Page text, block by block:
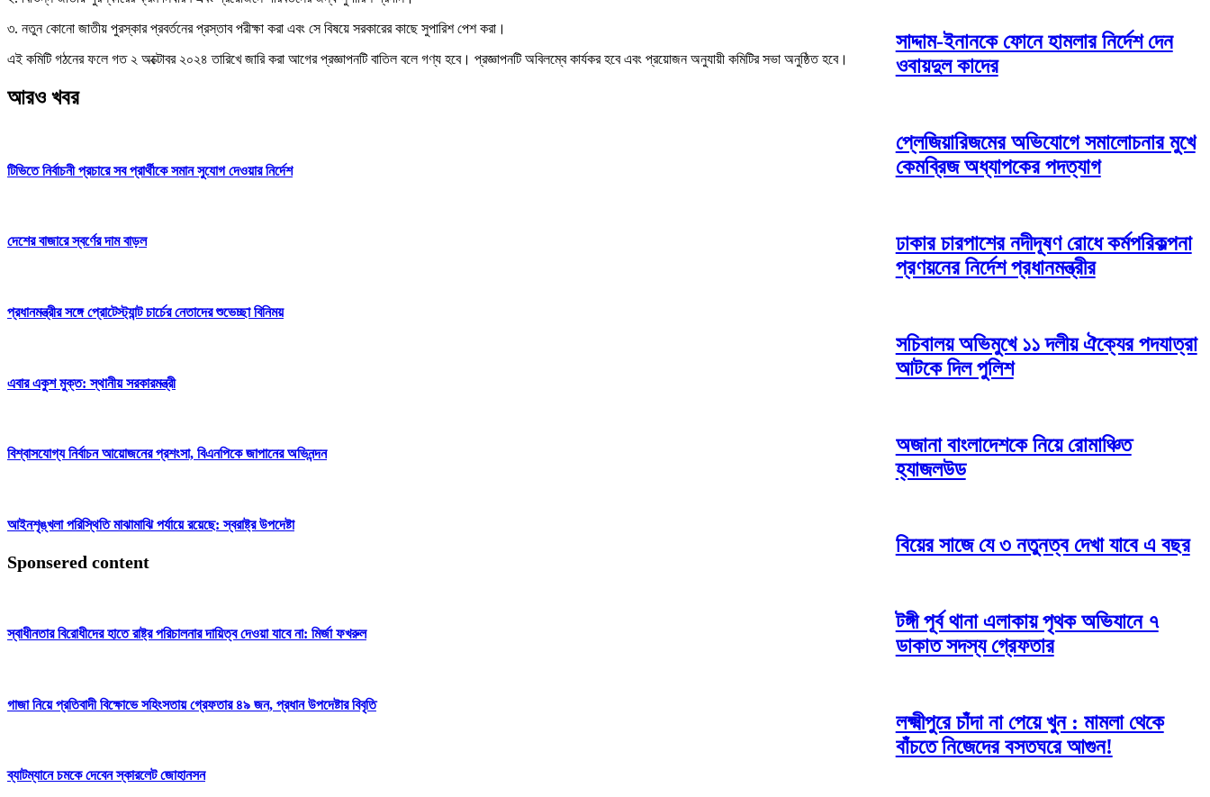
৩. নতুন কোনো জাতীয় পুরস্কার প্রবর্তনের প্রস্তাব পরীক্ষা করা এবং সে বিষয়ে সরকারের কাছে সুপারিশ পেশ করা।
এই কমিটি গঠনের ফলে গত ২ অক্টোবর ২০২৪ তারিখে জারি করা আগের প্রজ্ঞাপনটি বাতিল বলে গণ্য হবে। প্রজ্ঞাপনটি অবিলম্বে কার্যকর হবে এবং প্রয়োজন অনুযায়ী কমিটির সভা অনুষ্ঠিত হবে।
আরও খবর
টিভিতে নির্বাচনী প্রচারে সব প্রার্থীকে সমান সুযোগ দেওয়ার নির্দেশ
দেশের বাজারে স্বর্ণের দাম বাড়ল
প্রধানমন্ত্রীর সঙ্গে প্রোটেস্ট্যান্ট চার্চের নেতাদের শুভেচ্ছা বিনিময়
এবার একুশ মুক্ত: স্থানীয় সরকারমন্ত্রী
বিশ্বাসযোগ্য নির্বাচন আয়োজনের প্রশংসা, বিএনপিকে জাপানের অভিনন্দন
আইনশৃঙ্খলা পরিস্থিতি মাঝামাঝি পর্যায়ে রয়েছে: স্বরাষ্ট্র উপদেষ্টা
Sponsered content
স্বাধীনতার বিরোধীদের হাতে রাষ্ট্র পরিচালনার দায়িত্ব দেওয়া যাবে না: মির্জা ফখরুল
গাজা নিয়ে প্রতিবাদী বিক্ষোভে সহিংসতায় গ্রেফতার ৪৯ জন, প্রধান উপদেষ্টার বিবৃতি
ব্যাটম্যানে চমকে দেবেন স্কারলেট জোহানসন
সাদ্দাম-ইনানকে ফোনে হামলার নির্দেশ দেন
ওবায়দুল কাদের
প্লেজিয়ারিজমের অভিযোগে সমালোচনার মুখে
কেমব্রিজ অধ্যাপকের পদত্যাগ
ঢাকার চারপাশের নদীদূষণ রোধে কর্মপরিকল্পনা
প্রণয়নের নির্দেশ প্রধানমন্ত্রীর
সচিবালয় অভিমুখে ১১ দলীয় ঐক্যের পদযাত্রা
আটকে দিল পুলিশ
অজানা বাংলাদেশকে নিয়ে রোমাঞ্চিত
হ্যাজলউড
বিয়ের সাজে যে ৩ নতুনত্ব দেখা যাবে এ বছর
টঙ্গী পূর্ব থানা এলাকায় পৃথক অভিযানে ৭
ডাকাত সদস্য গ্রেফতার
লক্ষ্মীপুরে চাঁদা না পেয়ে খুন : মামলা থেকে
বাঁচতে নিজেদের বসতঘরে আগুন!